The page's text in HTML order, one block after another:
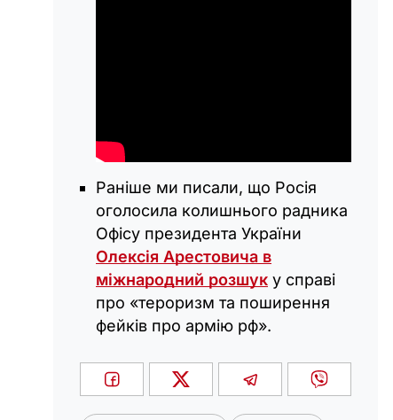
Раніше ми писали, що Росія
оголосила колишнього радника
Офісу президента України
Олексія Арестовича в
міжнародний розшук у справі
про «тероризм та поширення
фейків про армію рф».